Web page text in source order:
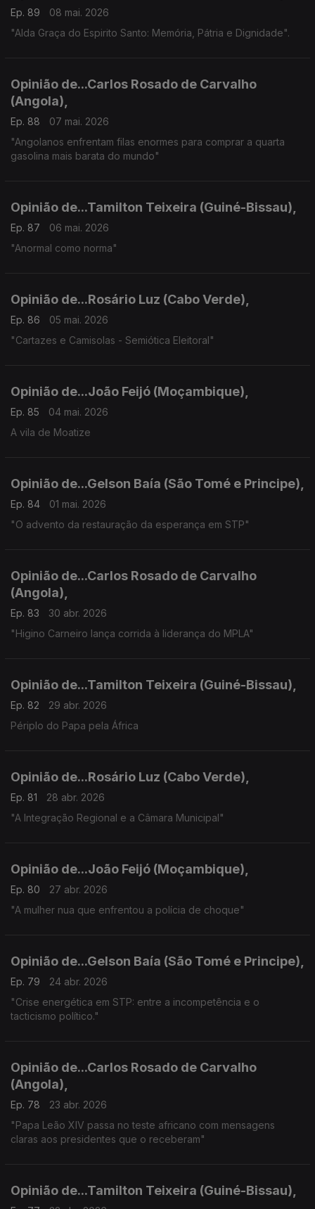
Ep. 89
08 mai. 2026
"Alda Graça do Espirito Santo: Memória, Pátria e Dignidade".
Opinião de...Carlos Rosado de Carvalho
(Angola),
Ep. 88
07 mai. 2026
"Angolanos enfrentam filas enormes para comprar a quarta
gasolina mais barata do mundo"
Opinião de...Tamilton Teixeira (Guiné-Bissau),
Ep. 87
06 mai. 2026
"Anormal como norma"
Opinião de...Rosário Luz (Cabo Verde),
Ep. 86
05 mai. 2026
"Cartazes e Camisolas - Semiótica Eleitoral"
Opinião de...João Feijó (Moçambique),
Ep. 85
04 mai. 2026
A vila de Moatize
Opinião de...Gelson Baía (São Tomé e Principe),
Ep. 84
01 mai. 2026
"O advento da restauração da esperança em STP"
Opinião de...Carlos Rosado de Carvalho
(Angola),
Ep. 83
30 abr. 2026
"Higino Carneiro lança corrida à liderança do MPLA"
Opinião de...Tamilton Teixeira (Guiné-Bissau),
Ep. 82
29 abr. 2026
Périplo do Papa pela África
Opinião de...Rosário Luz (Cabo Verde),
Ep. 81
28 abr. 2026
"A Integração Regional e a Câmara Municipal"
Opinião de...João Feijó (Moçambique),
Ep. 80
27 abr. 2026
"A mulher nua que enfrentou a polícia de choque"
Opinião de...Gelson Baía (São Tomé e Principe),
Ep. 79
24 abr. 2026
"Crise energética em STP: entre a incompetência e o
tacticismo político."
Opinião de...Carlos Rosado de Carvalho
(Angola),
Ep. 78
23 abr. 2026
"Papa Leão XIV passa no teste africano com mensagens
claras aos presidentes que o receberam"
Opinião de...Tamilton Teixeira (Guiné-Bissau),